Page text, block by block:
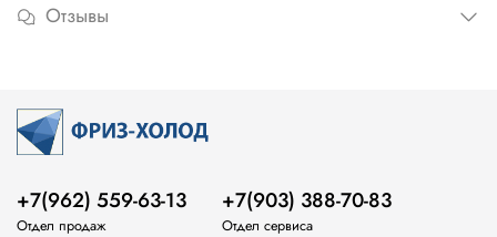
Отзывы
+7(962) 559-63-13
Отдел продаж
+7(903) 388-70-83
Отдел сервиса